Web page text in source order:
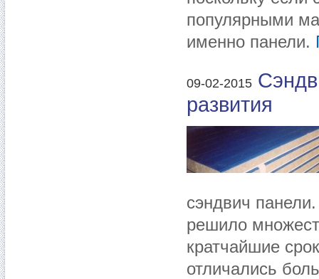
популярными
именно панели.
09-02-2015
развития
сэндвич
решило
кратчайшие
отличались